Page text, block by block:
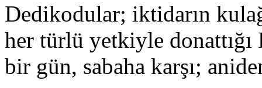
Dedikodular; iktidarın
her türlü yetkiyle
bir gün, sabaha karşı;